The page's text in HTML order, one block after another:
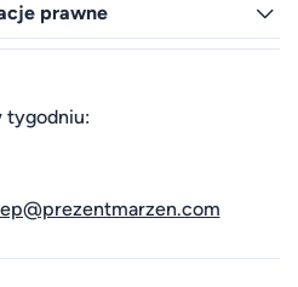
prawne
tygodniu: